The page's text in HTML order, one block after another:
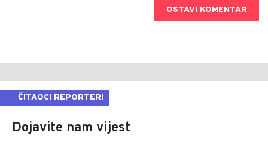
OSTAVI KOMENTAR
ČITAOCI REPORTERI
Dojavite nam vijest